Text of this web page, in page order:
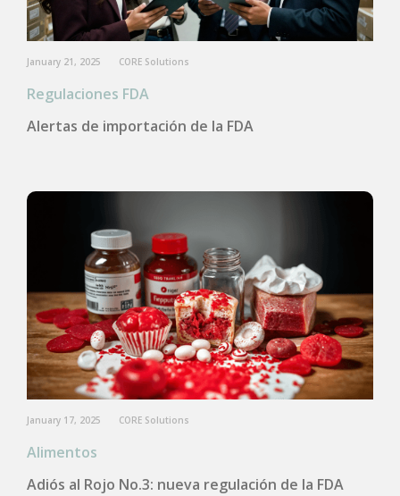
January 21, 2025 CORE Solutions
Regulaciones FDA
Alertas de importación de la FDA
January 17, 2025 CORE Solutions
Alimentos
Adiós al Rojo No.3: nueva regulación de la FDA